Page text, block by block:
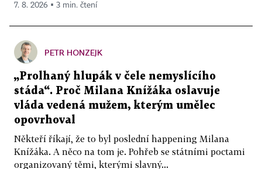
7. 8. 2026 ▪ 3 min. čtení
PETR HONZEJK
„Prolhaný hlupák v čele nemyslícího
stáda“. Proč Milana Knížáka oslavuje
vláda vedená mužem, kterým umělec
opovrhoval
Někteří říkají, že to byl poslední happening Milana
Knížáka. A něco na tom je. Pohřeb se státními poctami
organizovaný těmi, kterými slavný...